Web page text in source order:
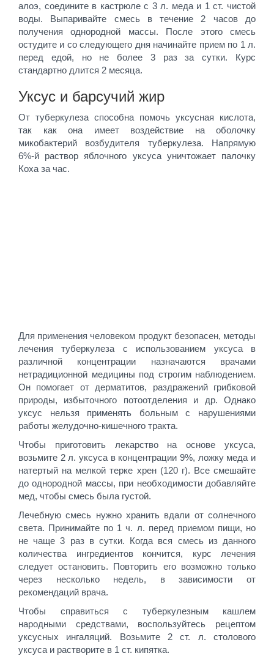
алоэ, соедините в кастрюле с 3 л. меда и 1 ст. чистой
воды. Выпаривайте смесь в течение 2 часов до
получения однородной массы. После этого смесь
остудите и со следующего дня начинайте прием по 1 л.
перед едой, но не более 3 раз за сутки. Курс
стандартно длится 2 месяца.
Уксус и барсучий жир
От туберкулеза способна помочь уксусная кислота,
так как она имеет воздействие на оболочку
микобактерий возбудителя туберкулеза. Напрямую
6%-й раствор яблочного уксуса уничтожает палочку
Коха за час.
Для применения человеком продукт безопасен, методы
лечения туберкулеза с использованием уксуса в
различной концентрации назначаются врачами
нетрадиционной медицины под строгим наблюдением.
Он помогает от дерматитов, раздражений грибковой
природы, избыточного потоотделения и др. Однако
уксус нельзя применять больным с нарушениями
работы желудочно-кишечного тракта.
Чтобы приготовить лекарство на основе уксуса,
возьмите 2 л. уксуса в концентрации 9%, ложку меда и
натертый на мелкой терке хрен (120 г). Все смешайте
до однородной массы, при необходимости добавляйте
мед, чтобы смесь была густой.
Лечебную смесь нужно хранить вдали от солнечного
света. Принимайте по 1 ч. л. перед приемом пищи, но
не чаще 3 раз в сутки. Когда вся смесь из данного
количества ингредиентов кончится, курс лечения
следует остановить. Повторить его возможно только
через несколько недель, в зависимости от
рекомендаций врача.
Чтобы справиться с туберкулезным кашлем
народными средствами, воспользуйтесь рецептом
уксусных ингаляций. Возьмите 2 ст. л. столового
уксуса и растворите в 1 ст. кипятка.